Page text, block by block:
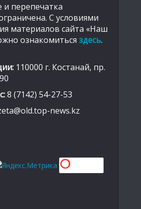
перепечатка
С условиями
материалов сайта «Наш
ознакомиться здесь.
110000 г. Костанай, пр.
8 (7142) 54-27-53
news.kz